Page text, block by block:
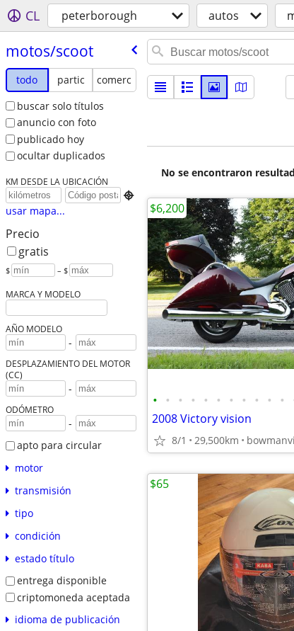
CL peterborough autos
motos/​scoot
todo partic
comerc
buscar solo títulos
anuncio con foto
publicado hoy
ocultar duplicados
KM DESDE LA UBICACIÓN

usar mapa...
Precio
gratis
$ – $
MARCA Y MODELO
AÑO MODELO
-
DESPLAZAMIENTO DEL MOTOR
(CC)
-
ODÓMETRO
-
apto para circular
motor
transmisión
tipo
condición
estado título
entrega disponible
criptomoneda aceptada
idioma de publicación
No se encontraron
• • • • • • • • • • •
2008 Victory vision
8/1 29,500km
$6,200
$65